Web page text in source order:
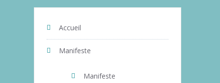
Accueil
Manifeste
Manifeste